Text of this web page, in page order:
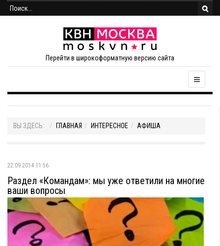
Перейти в широкоформатную версию сайта
ВЫ ЗДЕСЬ: ГЛАВНАЯ ИНТЕРЕСНОЕ АФИША
22.09.2014 11:56
Раздел «Командам»: мы уже ответили на многие
ваши вопросы